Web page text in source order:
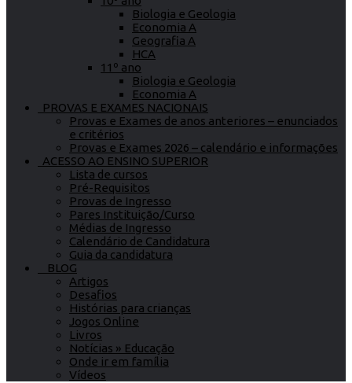
Biologia e Geologia
Economia A
Geografia A
HCA
11º ano
Biologia e Geologia
Economia A
PROVAS E EXAMES NACIONAIS
Provas e Exames de anos anteriores – enunciados
e critérios
Provas e Exames 2026 – calendário e informações
ACESSO AO ENSINO SUPERIOR
Lista de cursos
Pré-Requisitos
Provas de Ingresso
Pares Instituição/Curso
Médias de Ingresso
Calendário de Candidatura
Guia da candidatura
BLOG
Artigos
Desafios
Histórias para crianças
Jogos Online
Livros
Notícias » Educação
Onde ir em família
Vídeos